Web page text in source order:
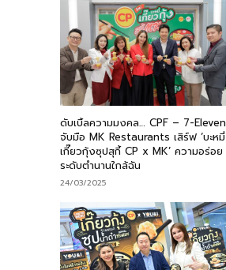
ดับเบิ้ลความมงคล… CPF – 7-Eleven
จับมือ MK Restaurants เสิร์ฟ ‘บะหมี่
เกี๊ยวกุ้งซุปสุกี้ CP x MK’ ความอร่อย
ระดับตำนานใกล้ฉัน
24/03/2025